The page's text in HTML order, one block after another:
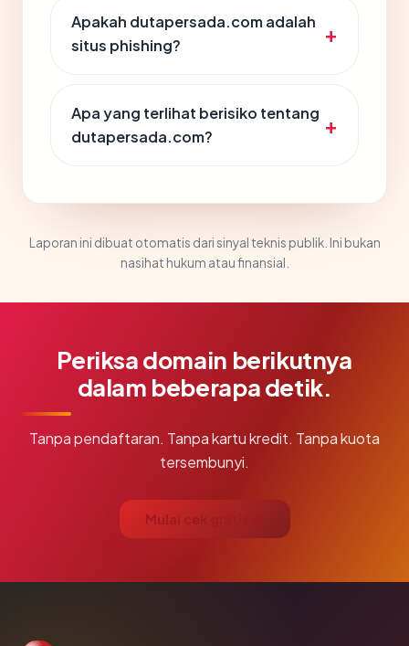
Apakah dutapersada.com adalah
situs phishing?
Apa yang terlihat berisiko tentang
dutapersada.com?
Laporan ini dibuat otomatis dari sinyal teknis publik. Ini bukan
nasihat hukum atau finansial.
Periksa domain berikutnya
dalam beberapa detik.
Tanpa pendaftaran. Tanpa kartu kredit. Tanpa kuota
tersembunyi.
Mulai cek gratis →